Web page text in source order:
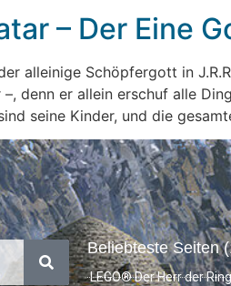
– Der Eine
alleinige Schöpfergott in
–, denn er allein erschuf alle
seine Kinder, und die
Beliebteste Seiten
LEGO® Der Herr der